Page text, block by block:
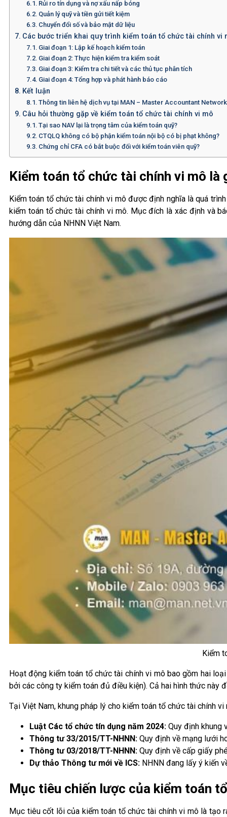
Rủi ro tín dụng và nợ xấu nấp bóng
Quản lý quỹ và tiền gửi tiết kiệm
Chuyển đổi số và bảo mật dữ liệu
Các bước triển khai quy trình kiểm toán tổ chức tài chính vi
Giai đoạn 1: Lập kế hoạch kiểm toán
Giai đoạn 2: Thực hiện kiểm tra kiểm soát
Giai đoạn 3: Kiểm tra chi tiết và các thủ tục phân tích
Giai đoạn 4: Tổng hợp và phát hành báo cáo
Kết luận
Thông tin liên hệ dịch vụ tại MAN – Master Accountant Network
Câu hỏi thường gặp về kiểm toán tổ chức tài chính vi mô
Tại sao NAV lại là trọng tâm của kiểm toán quỹ?
CTQLQ không có bộ phận kiểm toán nội bộ có bị phạt không?
Chứng chỉ CFA có bắt buộc đối với kiểm toán viên quỹ?
Kiểm toán tổ chức tài chính vi mô là
Kiểm toán tổ chức tài chính vi mô được định nghĩa là quá
kiểm toán tổ chức tài chính vi mô. Mục đích là xác định và
hướng dẫn của NHNN Việt Nam.
Kiểm
Hoạt động kiểm toán tổ chức tài chính vi mô bao gồm hai
bởi các công ty kiểm toán đủ điều kiện). Cả hai hình thức
Tại Việt Nam, khung pháp lý cho kiểm toán tổ chức tài chính
Luật Các tổ chức tín dụng năm 2024: Quy định khung
Thông tư 33/2015/TT-NHNN: Quy định về mạng lưới
Thông tư 03/2018/TT-NHNN: Quy định về cấp giấy
Dự thảo Thông tư mới về ICS: NHNN đang lấy ý kiến
Mục tiêu chiến lược của kiểm toán
Mục tiêu cốt lõi của kiểm toán tổ chức tài chính vi mô là tạo